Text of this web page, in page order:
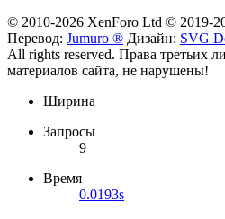
© 2010-2026 XenForo Ltd © 2019-
Перевод: Jumuro ® Дизайн: SVG
All rights reserved. Права третьих
материалов сайта, не нарушены!
Ширина
Запросы
9
Время
0.0193s